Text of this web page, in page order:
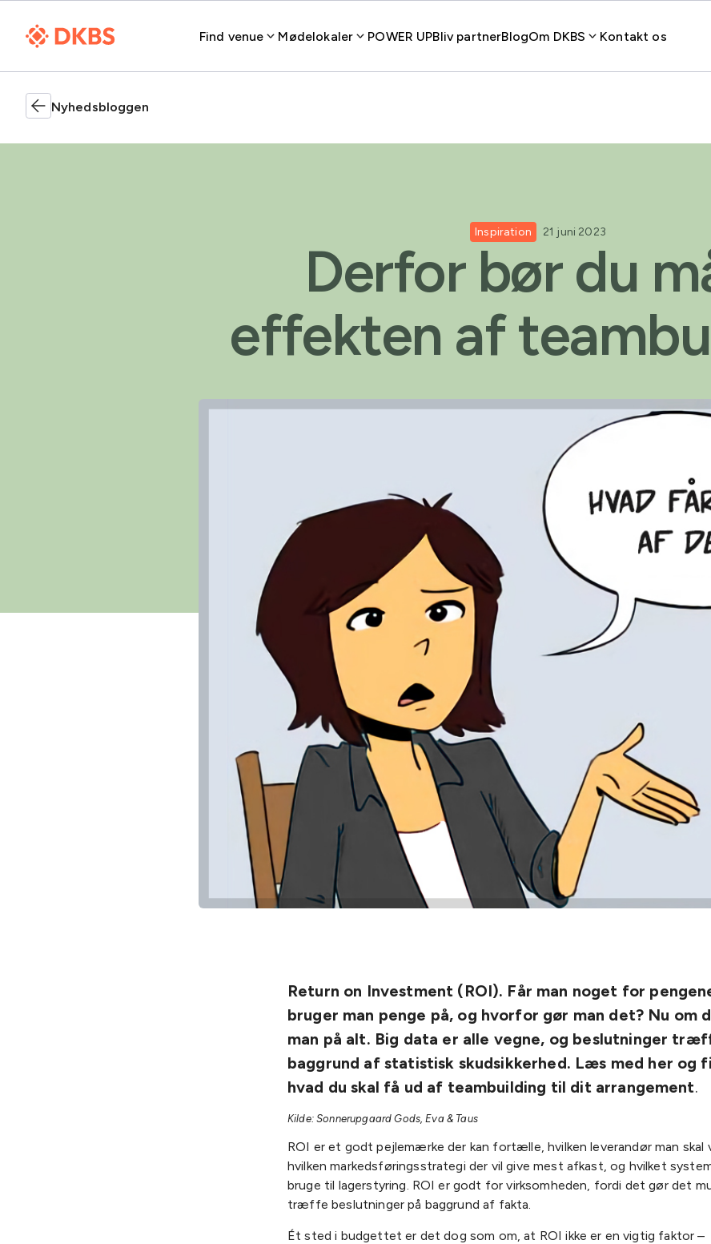
Find venue Mødelokaler POWER UPBliv partnerBlogOm DKBS Kontakt os
Nyhedsbloggen
Inspiration 21 juni 2023
Derfor bør du
effekten af
Return on Investment (ROI). Får man noget for
bruger man penge på, og hvorfor gør man det? Nu om
man på alt. Big data er alle vegne, og beslutninger
baggrund af statistisk skudsikkerhed. Læs med her og
hvad du skal få ud af teambuilding til dit arrangement.
Kilde: Sonnerupgaard Gods, Eva & Taus
ROI er et godt pejlemærke der kan fortælle, hvilken leverandør man skal
hvilken markedsføringsstrategi der vil give mest afkast, og hvilket
bruge til lagerstyring. ROI er godt for virksomheden, fordi det gør det
træffe beslutninger på baggrund af fakta.
Ét sted i budgettet er det dog som om, at ROI ikke er en vigtig faktor –